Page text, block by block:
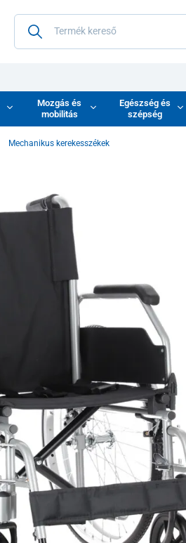
Mozgás és
mobilitás
Egészség és
szépség
Mechanikus kerekesszékek